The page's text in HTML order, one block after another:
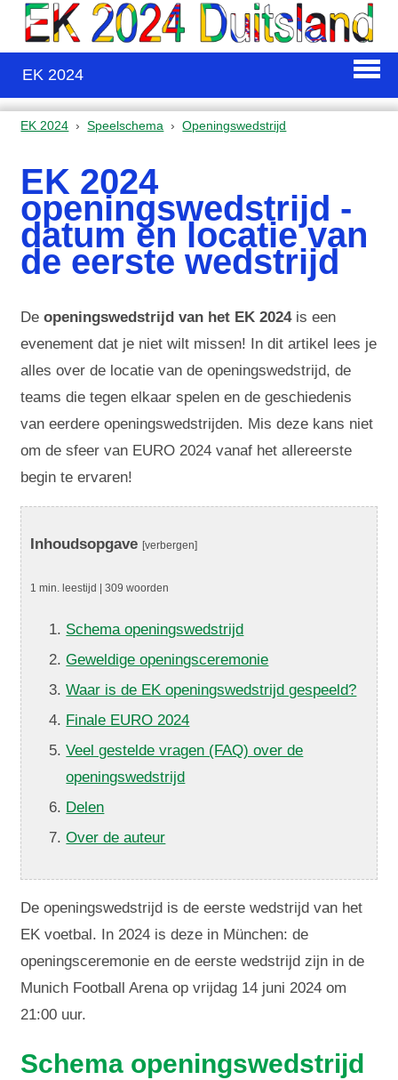
EK 2024
EK 2024 Speelschema Openingswedstrijd
EK 2024
openingswedstrijd -
datum en locatie van
de eerste wedstrijd
Deopeningswedstrijd van het EK 2024is een
evenement dat je niet wilt missen! In dit artikel lees je
alles over de locatie van de openingswedstrijd, de
teams die tegen elkaar spelen en de geschiedenis
van eerdere openingswedstrijden. Mis deze kans niet
om de sfeer van EURO 2024 vanaf het allereerste
begin te ervaren!
Inhoudsopgave [verbergen]
1 min. leestijd | 309 woorden
Schema openingswedstrijd
Geweldige openingsceremonie
Waar is de EK openingswedstrijd gespeeld?
Finale EURO 2024
Veel gestelde vragen (FAQ) over de
openingswedstrijd
Delen
Over de auteur
De openingswedstrijd is de eerste wedstrijd van het
EK voetbal. In 2024 is deze in München: de
openingsceremonie en de eerste wedstrijd zijn in de
Munich Football Arena op vrijdag 14 juni 2024 om
21:00 uur.
Schema openingswedstrijd